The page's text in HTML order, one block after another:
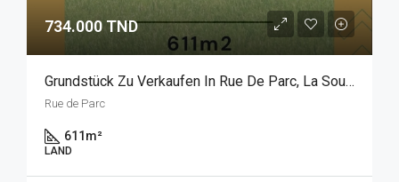
734.000 TND
Grundstück Zu Verkaufen In Rue De Parc, La Soukra
Rue de Parc
611 m²
LAND